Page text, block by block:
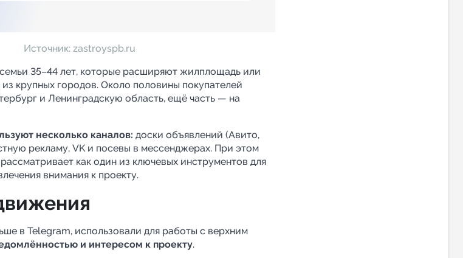
Источник: zastroyspb.ru
35–44 лет, которые расширяют жилплощадь или
крупных городов. Около половины покупателей
и Ленинградскую область, ещё часть — на
несколько каналов: доски объявлений (Авито,
рекламу, VK и посевы в мессенджерах. При этом
как один из ключевых инструментов для
внимания к проекту.
в Telegram, использовали для работы с верхним
и интересом к проекту.